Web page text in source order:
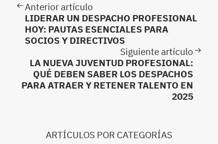
Anterior artículo
LIDERAR UN DESPACHO PROFESIONAL
HOY: PAUTAS ESENCIALES PARA
SOCIOS Y DIRECTIVOS
Siguiente artículo
LA NUEVA JUVENTUD PROFESIONAL:
QUÉ DEBEN SABER LOS DESPACHOS
PARA ATRAER Y RETENER TALENTO EN
2025
ARTÍCULOS POR CATEGORÍAS